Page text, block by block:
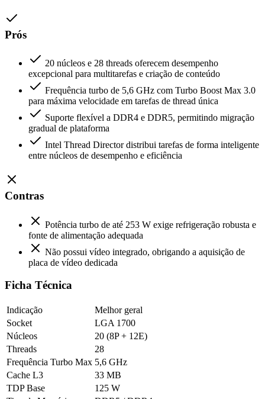
Prós
20 núcleos e 28 threads oferecem desempenho
excepcional para multitarefas e criação de conteúdo
Frequência turbo de 5,6 GHz com Turbo Boost Max 3.0
para máxima velocidade em tarefas de thread única
Suporte flexível a DDR4 e DDR5, permitindo migração
gradual de plataforma
Intel Thread Director distribui tarefas de forma inteligente
entre núcleos de desempenho e eficiência
Contras
Potência turbo de até 253 W exige refrigeração robusta e
fonte de alimentação adequada
Não possui vídeo integrado, obrigando a aquisição de
placa de vídeo dedicada
Ficha Técnica
Indicação
Melhor geral
Socket
LGA 1700
Núcleos
20 (8P + 12E)
Threads
28
Frequência Turbo Max 5,6 GHz
Cache L3
33 MB
TDP Base
125 W